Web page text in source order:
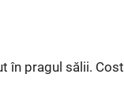
în pragul sălii.